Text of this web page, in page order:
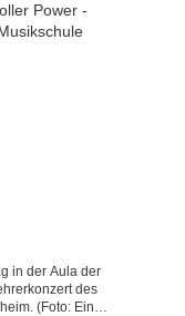
in der Aula der
des
(Foto: Ein